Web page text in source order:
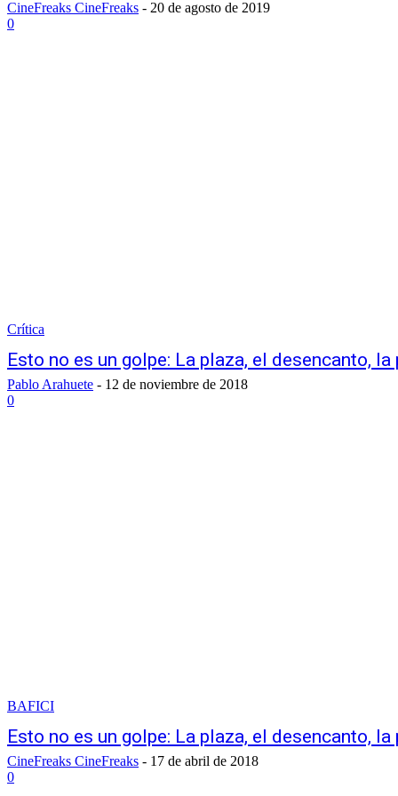
CineFreaks CineFreaks - 20 de agosto de 2019
0
Crítica
Esto no es un golpe: La plaza, el desencanto,
Pablo Arahuete - 12 de noviembre de 2018
0
BAFICI
Esto no es un golpe: La plaza, el desencanto,
CineFreaks CineFreaks - 17 de abril de 2018
0